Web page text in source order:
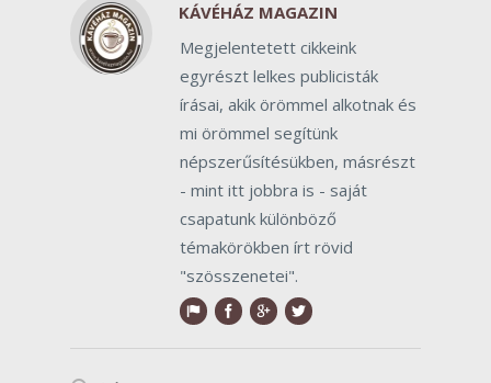
KÁVÉHÁZ MAGAZIN
Megjelentetett cikkeink
egyrészt lelkes publicisták
írásai, akik örömmel alkotnak és
mi örömmel segítünk
népszerűsítésükben, másrészt
- mint itt jobbra is - saját
csapatunk különböző
témakörökben írt rövid
"szösszenetei".